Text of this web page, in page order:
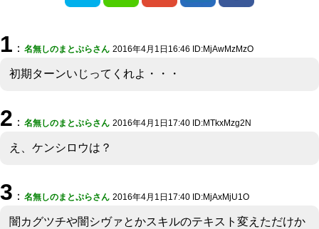
1 ： 名無しのまとぷらさん 2016年4月1日16:46 ID:MjAwMzMzO
初期ターンいじってくれよ・・・
2 ： 名無しのまとぷらさん 2016年4月1日17:40 ID:MTkxMzg2N
え、ケンシロウは？
3 ： 名無しのまとぷらさん 2016年4月1日17:40 ID:MjAxMjU1O
闇カグツチや闇シヴァとかスキルのテキスト変えただけか